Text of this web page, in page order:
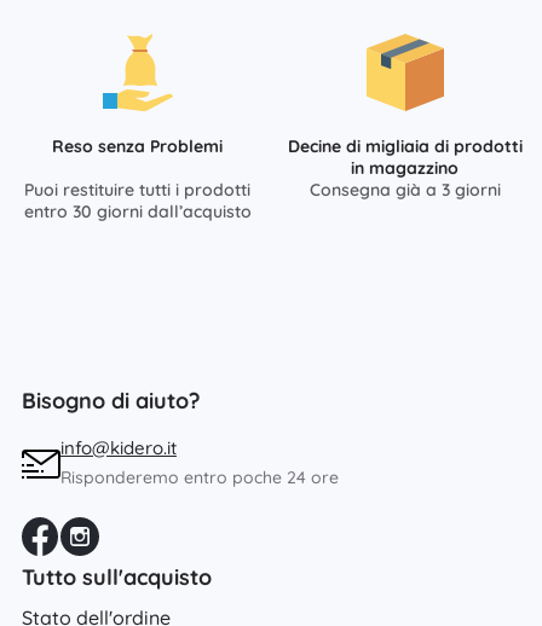
Reso senza Problemi
Puoi restituire tutti i prodotti
entro 30 giorni dall’acquisto
Decine di migliaia di prodotti
in magazzino
Consegna già a 3 giorni
Bisogno di aiuto?
info@kidero.it
Risponderemo entro poche 24 ore
Tutto sull'acquisto
Stato dell'ordine